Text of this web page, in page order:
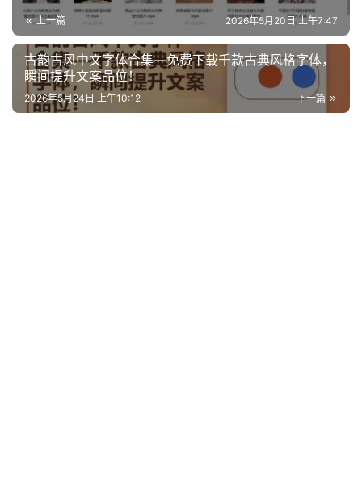
上一篇 2026年5月20日 上午7:47
古韵古风中文字体合集—免费下载千款古典风格字体，
瞬间提升文案品位！
下一篇
2026年5月24日 上午10:12